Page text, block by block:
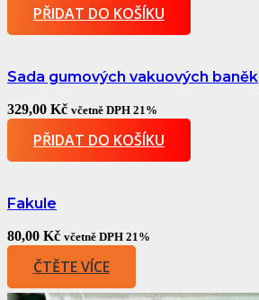
PŘIDAT DO KOŠÍKU
Sada gumových vakuových baněk
329,00 Kč včetně DPH 21%
PŘIDAT DO KOŠÍKU
Fakule
80,00 Kč včetně DPH 21%
ČTĚTE VÍCE